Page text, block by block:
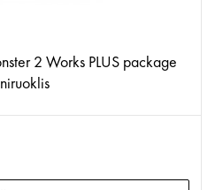
2 Works PLUS package